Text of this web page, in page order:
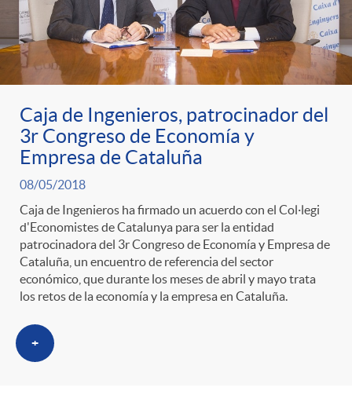
Caja de Ingenieros, patrocinador del
3r Congreso de Economía y
Empresa de Cataluña
08/05/2018
Caja de Ingenieros ha firmado un acuerdo con el Col·legi
d'Economistes de Catalunya para ser la entidad
patrocinadora del 3r Congreso de Economía y Empresa de
Cataluña, un encuentro de referencia del sector
económico, que durante los meses de abril y mayo trata
los retos de la economía y la empresa en Cataluña.
+